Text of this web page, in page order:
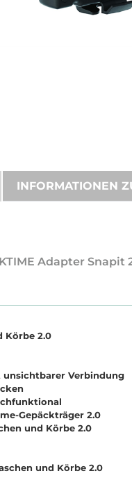
INFORMATIONEN
Adapter Snapit
Körbe 2.0
unsichtbarer Verbindung
Gepäckträger 2.0
und Körbe 2.0
und Körbe 2.0